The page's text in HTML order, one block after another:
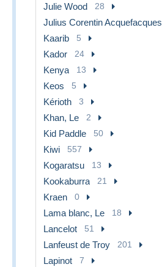
Julie Wood 28
Julius Corentin Acquefacques
Kaarib 5
Kador 24
Kenya 13
Keos 5
Kérioth 3
Khan, Le 2
Kid Paddle 50
Kiwi 557
Kogaratsu 13
Kookaburra 21
Kraen 0
Lama blanc, Le 18
Lancelot 51
Lanfeust de Troy 201
Lapinot 7